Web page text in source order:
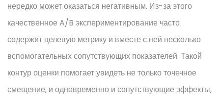
нередко может оказаться негативным. Из-за этого
качественное A/B экспериментирование часто
содержит целевую метрику и вместе с ней несколько
вспомогательных сопутствующих показателей. Такой
контур оценки помогает увидеть не только точечное
смещение, и одновременно и сопутствующие эффекты,